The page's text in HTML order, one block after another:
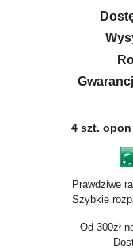
4 szt.
Prawdziwe
Szybkie
Od 300zł